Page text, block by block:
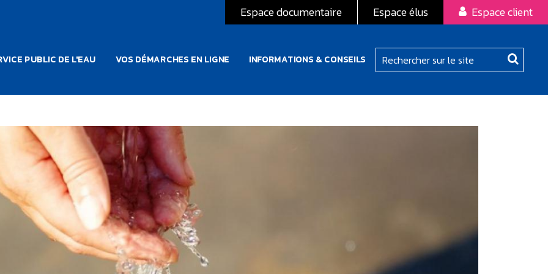
Espace documentaire Espace élus Espace client
PUBLIC DE L'EAU VOS DÉMARCHES EN LIGNE INFORMATIONS & CONSEILS